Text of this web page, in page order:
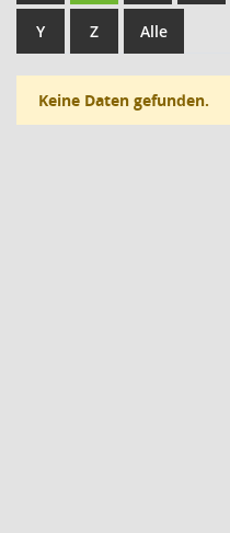
Y Z Alle
Keine Daten gefunden.